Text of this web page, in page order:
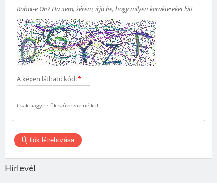
Robot-e Ön? Ha nem, kérem, írja be, hogy milyen karaktereket lát!
A képen látható kód:*
Csak nagybetűk szóközök nélkül.
Hírlevél